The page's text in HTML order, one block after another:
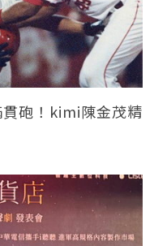
砲！kimi陳金茂精